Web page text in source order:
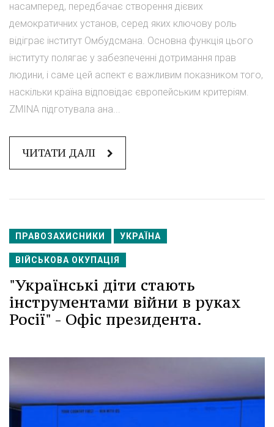
насамперед, передбачає створення дієвих
демократичних установ, серед яких ключову роль
відіграє інститут Омбудсмана. Основна функція цього
інституту полягає у забезпеченні дотримання прав
людини, і саме цей аспект є важливим показником того,
наскільки країна відповідає європейським критеріям.
ZMINA підготувала ана...
ЧИТАТИ ДАЛІ
ПРАВОЗАХИСНИКИ УКРАЇНА
ВІЙСЬКОВА ОКУПАЦІЯ
"Українські діти стають
інструментами війни в руках
Росії" - Офіс президента.